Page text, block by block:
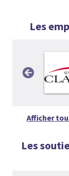
Les
Afficher
Les